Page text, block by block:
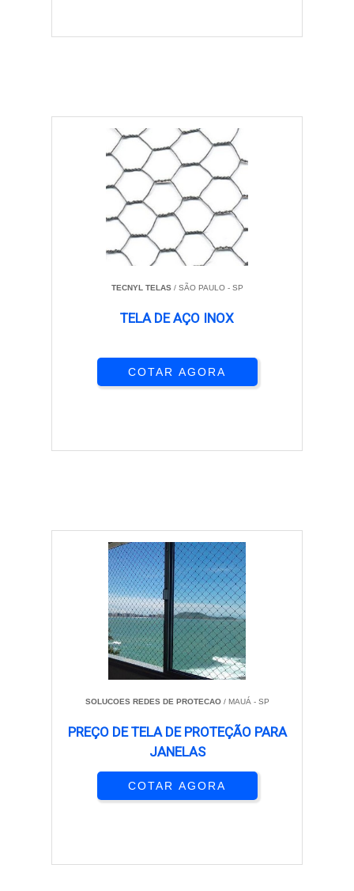
TECNYL TELAS/ SÃO PAULO - SP
TELA DE AÇO INOX
COTAR AGORA
SOLUCOES REDES DE PROTECAO/ MAUÁ - SP
PREÇO DE TELA DE PROTEÇÃO PARA
JANELAS
COTAR AGORA